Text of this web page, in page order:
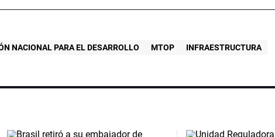
NACIONAL PARA EL DESARROLLO MTOP INFRAESTRUCTURA